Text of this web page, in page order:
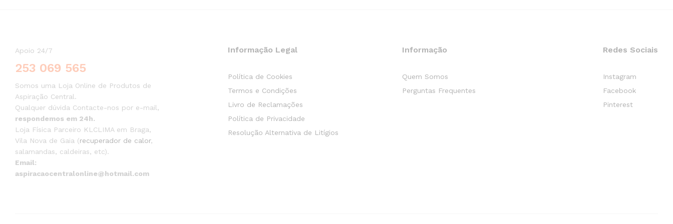
Apoio 24/7
253 069 565
Somos uma Loja Online de Produtos de
Aspiração Central.
Qualquer dúvida Contacte-nos por e-mail,
respondemos em 24h.
Loja Física Parceiro KLCLIMA em Braga,
Vila Nova de Gaia (recuperador de calor,
salamandas, caldeiras, etc).
Email:
aspiracaocentralonline@hotmail.com
Informação Legal
Política de Cookies
Termos e Condições
Livro de Reclamações
Política de Privacidade
Resolução Alternativa de Litígios
Informação
Quem Somos
Perguntas Frequentes
Redes Sociais
Instagram
Facebook
Pinterest